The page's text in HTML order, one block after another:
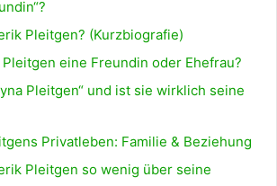
Pleitgen? (Kurzbiografie)
eine Freundin oder Ehefrau?
Pleitgen“ und ist sie wirklich seine
Privatleben: Familie & Beziehung
Pleitgen so wenig über seine